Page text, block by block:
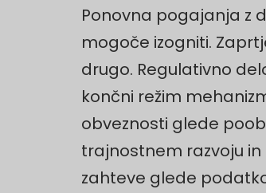
Ponovna pogajanja z
mogoče izogniti.
drugo. Regulativno
končni režim
obveznosti glede
trajnostnem razvoju
zahteve glede